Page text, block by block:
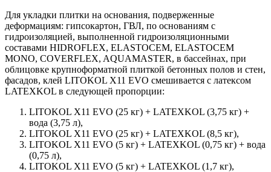
Для укладки плитки на основания, подверженные
деформациям: гипсокартон, ГВЛ, по основаниям с
гидроизоляцией, выполненной гидроизоляционными
составами HIDROFLEX, ELASTOCEM, ELASTOCEM
MONO, COVERFLEX, AQUAMASTER, в бассейнах, при
облицовке крупноформатной плиткой бетонных полов и стен,
фасадов, клей LITOKOL X11 EVO смешивается с латексом
LATEXKOL в следующей пропорции:
LITOKOL X11 EVO (25 кг) + LATEXKOL (3,75 кг) +
вода (3,75 л),
LITOKOL X11 EVO (25 кг) + LATEXKOL (8,5 кг),
LITOKOL X11 EVO (5 кг) + LATEXKOL (0,75 кг) + вода
(0,75 л),
LITOKOL X11 EVO (5 кг) + LATEXKOL (1,7 кг),